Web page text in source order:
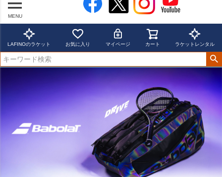
MENU
LAFINOのラケット お気に入り マイページ カート ラケットレンタル